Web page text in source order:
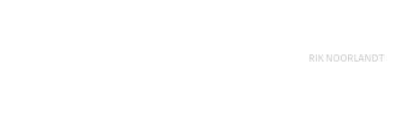
RIK NOORLANDT